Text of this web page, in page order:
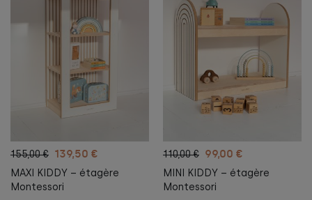
155,00 € 139,50 €
MAXI KIDDY – étagère
Montessori
110,00 € 99,00 €
MINI KIDDY – étagère
Montessori